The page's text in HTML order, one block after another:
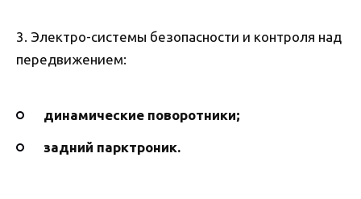
3. Электро-системы безопасности и контроля над
передвижением:
динамические поворотники;
задний парктроник.